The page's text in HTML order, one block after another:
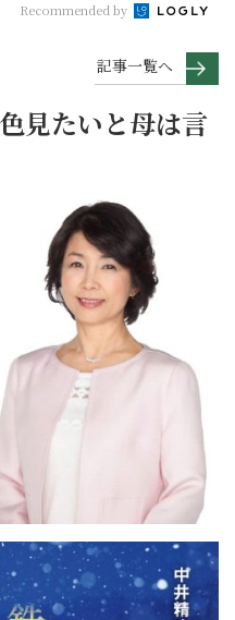
Recommended by
記事一覧へ
見たいと母は言